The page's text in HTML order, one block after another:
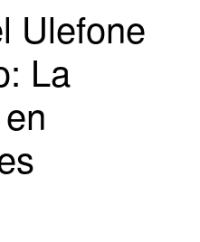
Ulefone
La